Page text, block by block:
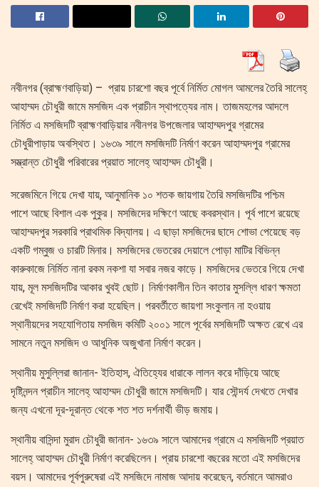
নবীনগর (ব্রাহ্মণবাড়িয়া) – প্রায় চারশো বছর পূর্বে নির্মিত মোগল আমলের তৈরি সালেহ্
আহাম্মদ চৌধুরী জামে মসজিদ এক প্রাচীন স্থাপত্যের নাম। তাজমহলের আদলে
নির্মিত এ মসজিদটি ব্রাহ্মণবাড়িয়ার নবীনগর উপজেলার আহাম্মদপুর গ্রামের
চৌধুরীপাড়ায় অবস্থিত। ১৬৩৯ সালে মসজিদটি নির্মাণ করেন আহাম্মদপুর গ্রামের
সম্ভ্রান্ত চৌধুরী পরিবারের প্রয়াত সালেহ্ আহাম্মদ চৌধুরী।
সরেজমিনে গিয়ে দেখা যায়, আনুমানিক ১০ শতক জায়গায় তৈরি মসজিদটির পশ্চিম
পাশে আছে বিশাল এক পুকুর। মসজিদের দক্ষিণে আছে কবরস্থান। পূর্ব পাশে রয়েছে
আহাম্মদপুর সরকারি প্রাথমিক বিদ্যালয়। এ ছাড়া মসজিদের ছাদে শোভা পেয়েছে বড়
একটি গম্বুজ ও চারটি মিনার। মসজিদের ভেতরের দেয়ালে পোড়া মাটির বিভিন্ন
কারুকাজে নির্মিত নানা রকম নকশা যা সবার নজর কাড়ে। মসজিদের ভেতরে গিয়ে দেখা
যায়, মূল মসজিদটির আকার খুবই ছোট। নির্মাণকালীন তিন কাতার মুসল্লি ধারণ ক্ষমতা
রেখেই মসজিদটি নির্মাণ করা হয়েছিল। পরবর্তীতে জায়গা সংকুলান না হওয়ায়
স্থানীয়দের সহযোগিতায় মসজিদ কমিটি ২০০১ সালে পূর্বের মসজিদটি অক্ষত রেখে এর
সামনে নতুন মসজিদ ও আধুনিক অজুখানা নির্মাণ করেন।
স্থানীয় মুসুল্লিরা জানান- ইতিহাস, ঐতিহ্যের ধারাকে লালন করে দাঁড়িয়ে আছে
দৃষ্টিনন্দন প্রাচীন সালেহ্ আহাম্মদ চৌধুরী জামে মসজিদটি। যার সৌন্দর্য দেখতে দেখার
জন্য এখনো দূর-দূরান্ত থেকে শত শত দর্শনার্থী ভীড় জমায়।
স্থানীয় বাসিন্দা মুরাদ চৌধুরী জানান- ১৬৩৯ সালে আমাদের গ্রামে এ মসজিদটি প্রয়াত
সালেহ্ আহাম্মদ চৌধুরী নির্মাণ করেছিলেন। প্রায় চারশো বছরের মতো এই মসজিদের
বয়স। আমাদের পূর্বপুরুষেরা এই মসজিদে নামাজ আদায় করেছেন, বর্তমানে আমরাও